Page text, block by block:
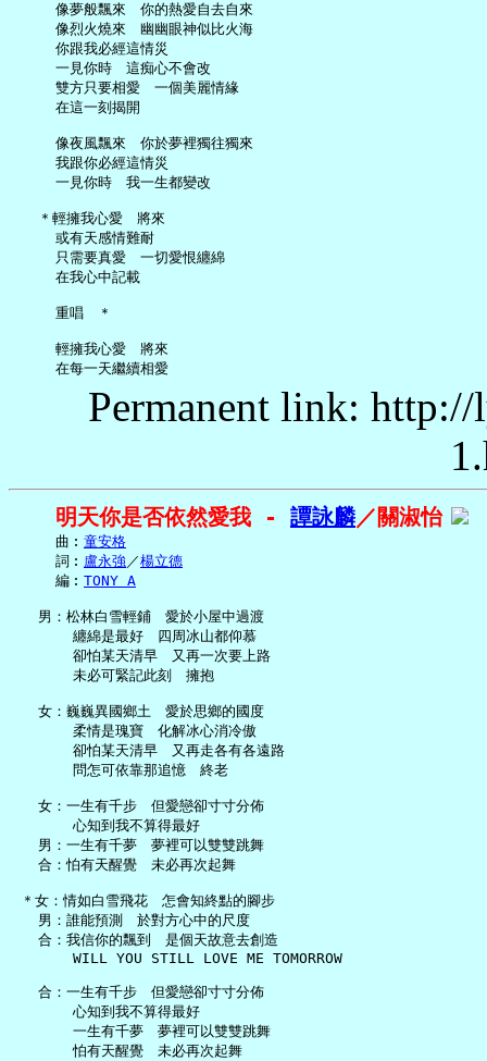
     像夢般飄來　你的熱愛自去自來
     像烈火燒來　幽幽眼神似比火海
     你跟我必經這情災
     一見你時　這痴心不會改
     雙方只要相愛　一個美麗情緣
     在這一刻揭開
     像夜風飄來　你於夢裡獨往獨來
     我跟你必經這情災
     一見你時　我一生都變改
   ＊輕擁我心愛　將來
     或有天感情難耐
     只需要真愛　一切愛恨纏綿
     在我心中記載
     重唱　＊
     輕擁我心愛　將來
Permanent link:
明天你是否依然愛我 - 譚詠麟／關淑怡
     曲︰
童安格
     詞︰
盧永強／楊立德
     編︰
TONY A
   男：松林白雪輕鋪　愛於小屋中過渡
       纏綿是最好　四周冰山都仰慕
       卻怕某天清早　又再一次要上路
       未必可緊記此刻　擁抱
   女：巍巍異國鄉土　愛於思鄉的國度
       柔情是瑰寶　化解冰心消冷傲
       卻怕某天清早　又再走各有各遠路
       問怎可依靠那追憶　終老
   女：一生有千步　但愛戀卻寸寸分佈
       心知到我不算得最好
   男：一生有千夢　夢裡可以雙雙跳舞
   合：怕有天醒覺　未必再次起舞
＊女：情如白雪飛花　怎會知終點的腳步
   男：誰能預測　於對方心中的尺度
   合：我信你的飄到　是個天故意去創造
       WILL YOU STILL LOVE ME TOMORROW
   合：一生有千步　但愛戀卻寸寸分佈
       心知到我不算得最好
       一生有千夢　夢裡可以雙雙跳舞
       怕有天醒覺　未必再次起舞